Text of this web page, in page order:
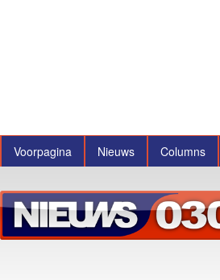
Voorpagina Nieuws Columns